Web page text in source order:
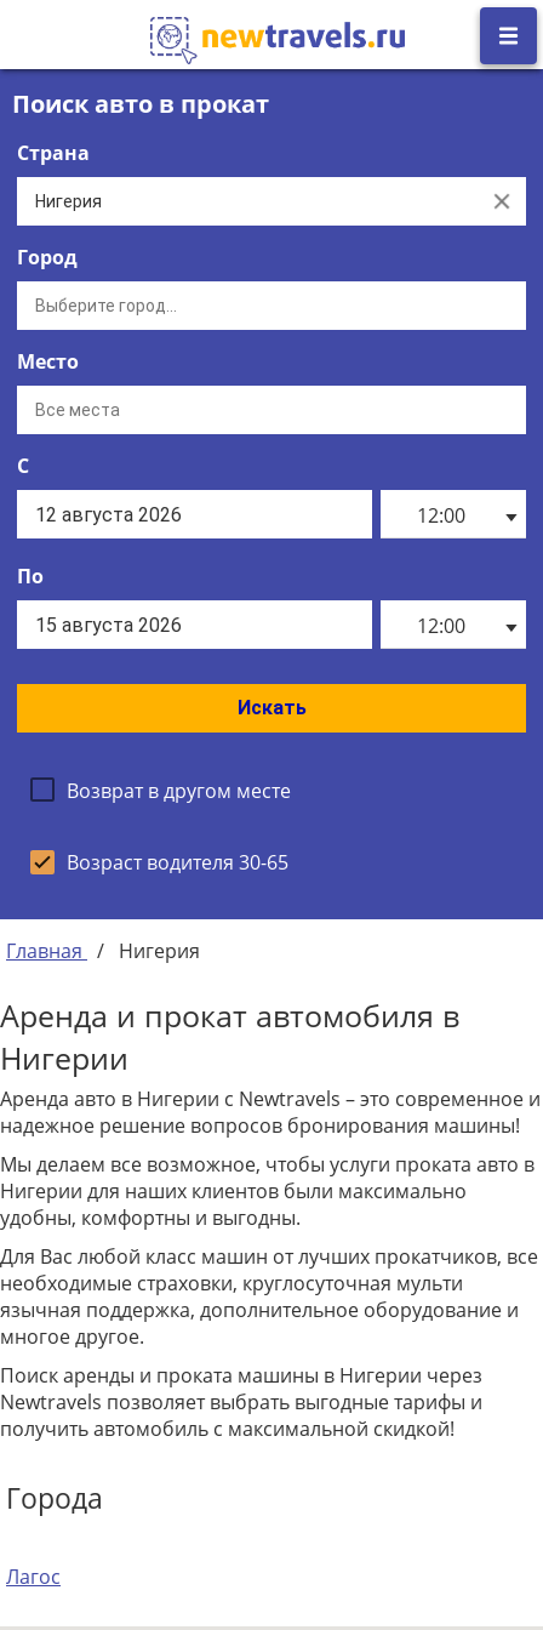
Поиск авто в прокат
Страна
Clear
Город
Место
С
12:00
По
12:00
Искать
Возврат в другом месте
Возраст водителя 30-65
Главная / Нигерия
Аренда и прокат автомобиля в
Нигерии
Аренда авто в Нигерии с Newtravels – это современное и
надежное решение вопросов бронирования машины!
Мы делаем все возможное, чтобы услуги проката авто в
Нигерии для наших клиентов были максимально
удобны, комфортны и выгодны.
Для Вас любой класс машин от лучших прокатчиков, все
необходимые страховки, круглосуточная мульти
язычная поддержка, дополнительное оборудование и
многое другое.
Поиск аренды и проката машины в Нигерии через
Newtravels позволяет выбрать выгодные тарифы и
получить автомобиль с максимальной скидкой!
Города
Лагос